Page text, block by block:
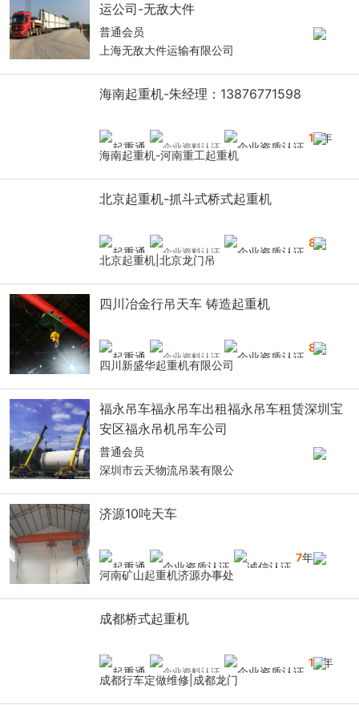
运公司-无敌大件
普通会员
上海无敌大件运输有限公司
海南起重机-朱经理：13876771598
14年
海南起重机-河南重工起重机
北京起重机-抓斗式桥式起重机
8年
北京起重机|北京龙门吊
四川冶金行吊天车 铸造起重机
8年
四川新盛华起重机有限公司
福永吊车福永吊车出租福永吊车租赁深圳宝
安区福永吊机吊车公司
普通会员
深圳市云天物流吊装有限公
济源10吨天车
7年
河南矿山起重机济源办事处
成都桥式起重机
10年
成都行车定做维修|成都龙门